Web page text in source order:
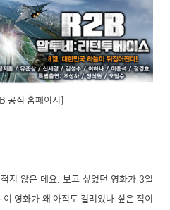
공식 홈페이지]
지 않은 데요. 보고 싶었던 영화가 3일
영화가 왜 아직도 걸려있나 싶은 적이